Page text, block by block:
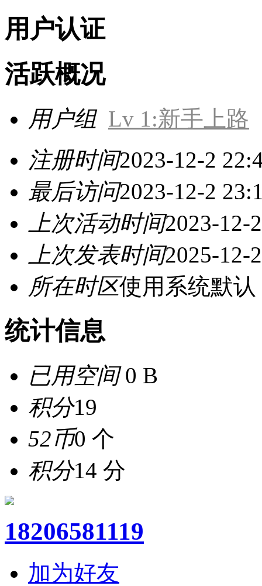
用户认证
活跃概况
用户组 Lv 1:新手上路
注册时间2023-12-2
最后访问2023-12-2
上次活动时间2023-12-
上次发表时间2025-12-
所在时区使用系统默认
统计信息
已用空间0 B
积分19
52币0 个
积分14 分
18206581119
加为好友